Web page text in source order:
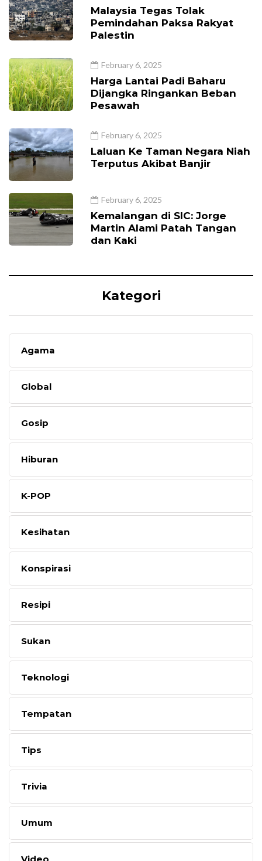
Malaysia Tegas Tolak
Pemindahan Paksa Rakyat
Palestin
February 6, 2025
Harga Lantai Padi Baharu
Dijangka Ringankan Beban
Pesawah
February 6, 2025
Laluan Ke Taman Negara Niah
Terputus Akibat Banjir
February 6, 2025
Kemalangan di SIC: Jorge
Martin Alami Patah Tangan
dan Kaki
Kategori
Agama
Global
Gosip
Hiburan
K-POP
Kesihatan
Konspirasi
Resipi
Sukan
Teknologi
Tempatan
Tips
Trivia
Umum